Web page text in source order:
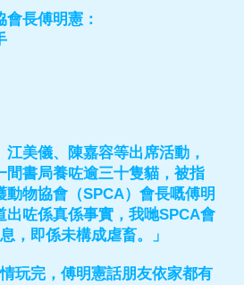
會長傅明憲：
美儀、陳嘉容等出席活動，
間書局養咗逾三十隻貓，被指
動物協會（SPCA）會長嘅傅明
出咗係真係事實，我哋SPCA會
，即係未構成虐畜。」
玩完，傅明憲話朋友依家都有